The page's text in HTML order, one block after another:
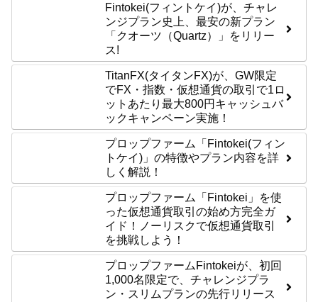
Fintokei(フィントケイ)が、チャレ
ンジプラン史上、最安の新プラン
「クオーツ（Quartz）」をリリー
ス!
TitanFX(タイタンFX)が、GW限定
でFX・指数・仮想通貨の取引で1ロ
ットあたり最大800円キャッシュバ
ックキャンペーン実施！
プロップファーム「Fintokei(フィン
トケイ)」の特徴やプラン内容を詳
しく解説！
プロップファーム「Fintokei」を使
った仮想通貨取引の始め方完全ガ
イド！ノーリスクで仮想通貨取引
を挑戦しよう！
プロップファームFintokeiが、初回
1,000名限定で、チャレンジプラ
ン・スリムプランの先行リリース